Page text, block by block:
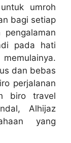
umroh
bagi setiap
pada hati
dan bebas
perjalanan
biro travel
Alhijaz
yang